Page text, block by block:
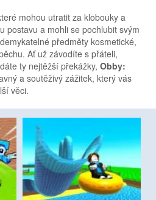
mohou utratit za klobouky a
postavu a mohli se pochlubit svým
předměty kosmetické,
Ať už závodíte s přáteli,
ty nejtěžší překážky, Obby:
a soutěživý zážitek, který vás
věci.